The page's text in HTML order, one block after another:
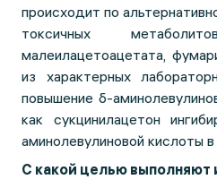
происходит по
токсичных
малеилацетоацетата,
из характерных
повышение δ-
как сукцинилацетон
аминолевулиновой кислоты
С какой целью выполняют